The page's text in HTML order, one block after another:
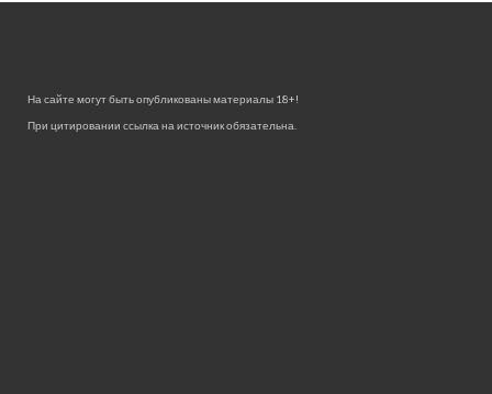
На сайте могут быть опубликованы материалы 18+!
При цитировании ссылка на источник обязательна.